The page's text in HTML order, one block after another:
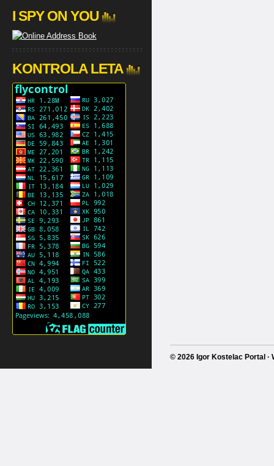
I SPY ON YOU
KONTROLA LETA
© 2026 Igor Kostelac Portal